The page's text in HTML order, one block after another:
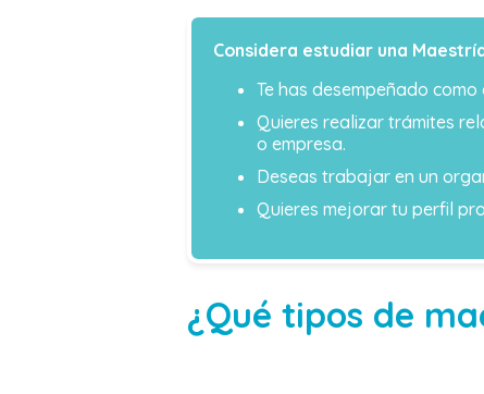
Considera estudiar una
Te has desempeñado
Quieres realizar trámites
o empresa.
Deseas trabajar en un
Quieres mejorar tu perfil
¿Qué tipos de